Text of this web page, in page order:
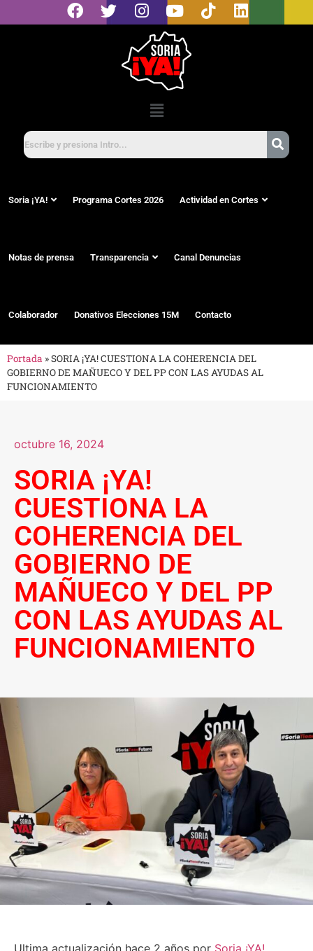
Soria ¡YA! Programa Cortes 2026 Actividad en Cortes
Notas de prensa Transparencia Canal Denuncias
Colaborador Donativos Elecciones 15M Contacto
Portada »SORIA ¡YA! CUESTIONA LA COHERENCIA DEL
GOBIERNO DE MAÑUECO Y DEL PP CON LAS AYUDAS AL
FUNCIONAMIENTO
octubre 16, 2024
SORIA ¡YA!
CUESTIONA LA
COHERENCIA DEL
GOBIERNO DE
MAÑUECO Y DEL PP
CON LAS AYUDAS AL
FUNCIONAMIENTO